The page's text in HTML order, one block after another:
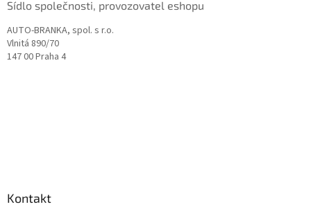
Sídlo společnosti, provozovatel eshopu
AUTO-BRANKA, spol. s r.o.
Vlnitá 890/70
147 00 Praha 4
Kontakt